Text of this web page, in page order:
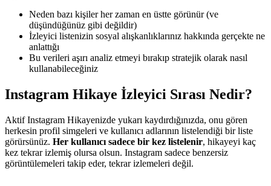
Neden bazı kişiler her zaman en üstte görünür (ve
düşündüğünüz gibi değildir)
İzleyici listenizin sosyal alışkanlıklarınız hakkında gerçekte ne
anlattığı
Bu verileri aşırı analiz etmeyi bırakıp stratejik olarak nasıl
kullanabileceğiniz
Instagram Hikaye İzleyici Sırası Nedir?
Aktif Instagram Hikayenizde yukarı kaydırdığınızda, onu gören
herkesin profil simgeleri ve kullanıcı adlarının listelendiği bir liste
görürsünüz. Her kullanıcı sadece bir kez listelenir, hikayeyi kaç
kez tekrar izlemiş olursa olsun. Instagram sadece benzersiz
görüntülemeleri takip eder, tekrar izlemeleri değil.